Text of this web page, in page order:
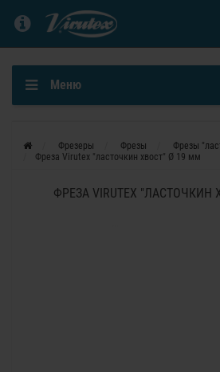
Меню
Фрезеры Фрезы
Фрезы
Фреза Virutex "ласточкин хвост" Ø 19 мм
ФРЕЗА VIRUTEX